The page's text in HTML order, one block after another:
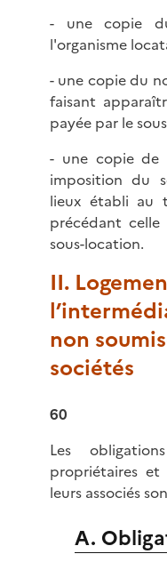
- une copie
l'organisme
- une copie du
faisant
payée par le
- une copie de
imposition du
lieux établi au
précédant
sous-location.
II.
non
sociétés
60
Les
propriétaires et
leurs associés
A.